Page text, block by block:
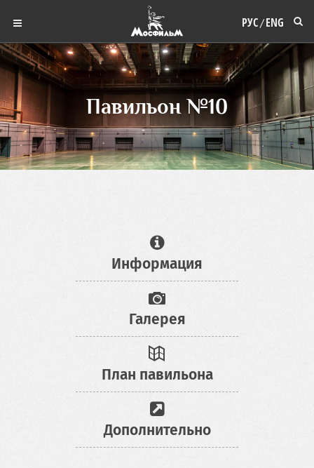
РУС/ENG
Павильон №10
Информация
Галерея
План павильона
Дополнительно